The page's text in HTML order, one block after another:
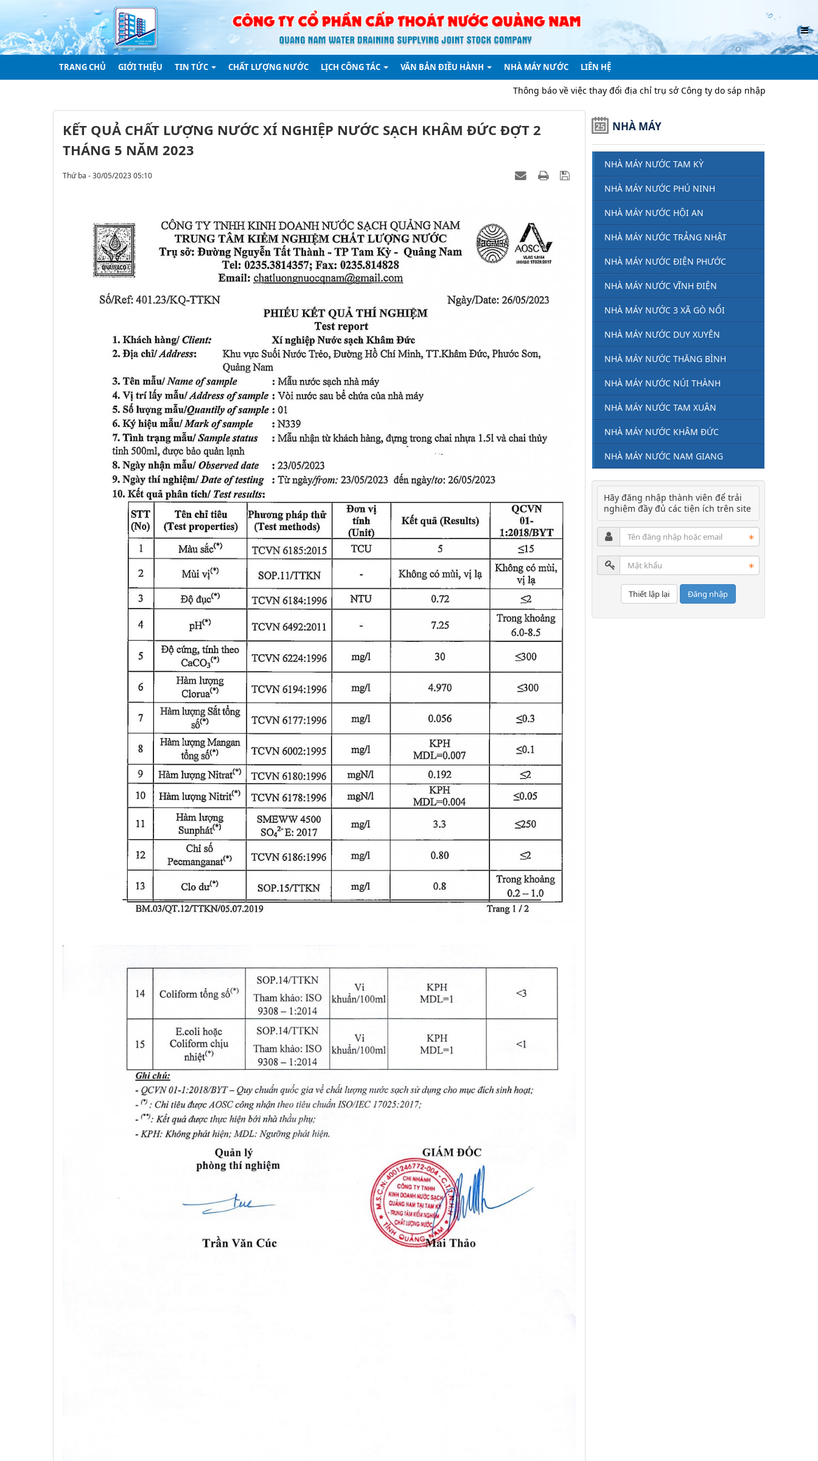
TRANG CHỦ GIỚI THIỆU TIN TỨC CHẤT LƯỢNG NƯỚC LỊCH CÔNG TÁC VĂN BẢN ĐIỀU HÀNH NHÀ MÁY NƯỚC LIÊN HỆ
Thông báo về việc thay đổi địa chỉ trụ sở Công ty do sáp nhập địa giới hành chính
KẾT QUẢ CHẤT LƯỢNG NƯỚC XÍ NGHIỆP NƯỚC SẠCH KHÂM ĐỨC ĐỢT 2
THÁNG 5 NĂM 2023
Thứ ba - 30/05/2023 05:10
NHÀ MÁY
NHÀ MÁY NƯỚC TAM KỲ
NHÀ MÁY NƯỚC PHÚ NINH
NHÀ MÁY NƯỚC HỘI AN
NHÀ MÁY NƯỚC TRẢNG NHẬT
NHÀ MÁY NƯỚC ĐIỆN PHƯỚC
NHÀ MÁY NƯỚC VĨNH ĐIỆN
NHÀ MÁY NƯỚC 3 XÃ GÒ NỔI
NHÀ MÁY NƯỚC DUY XUYÊN
NHÀ MÁY NƯỚC THĂNG BÌNH
NHÀ MÁY NƯỚC NÚI THÀNH
NHÀ MÁY NƯỚC TAM XUÂN
NHÀ MÁY NƯỚC KHÂM ĐỨC
NHÀ MÁY NƯỚC NAM GIANG
Hãy đăng nhập thành viên để trải
nghiệm đầy đủ các tiện ích trên site
Đăng nhập